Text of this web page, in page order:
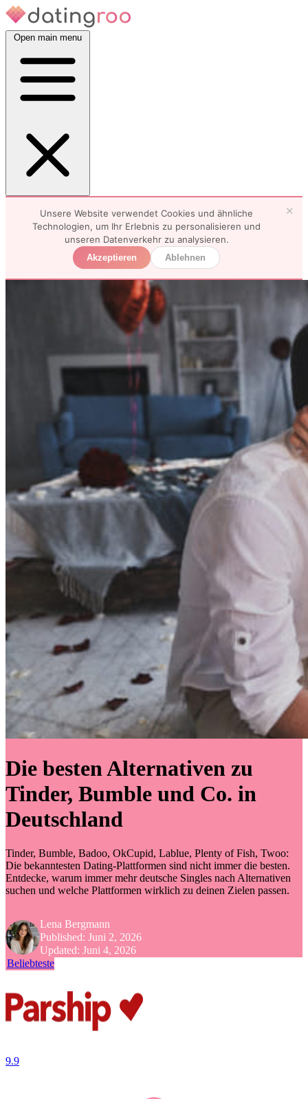
Open main menu
Unsere Website verwendet Cookies und ähnliche
Technologien, um Ihr Erlebnis zu personalisieren und
unseren Datenverkehr zu analysieren.
Akzeptieren Ablehnen
✕
Die besten Alternativen zu
Tinder, Bumble und Co. in
Deutschland
Tinder, Bumble, Badoo, OkCupid, Lablue, Plenty of Fish, Twoo:
Die bekanntesten Dating-Plattformen sind nicht immer die besten.
Entdecke, warum immer mehr deutsche Singles nach Alternativen
suchen und welche Plattformen wirklich zu deinen Zielen passen.
Lena Bergmann
Published: Juni 2, 2026
Updated: Juni 4, 2026
Beliebteste
9.9